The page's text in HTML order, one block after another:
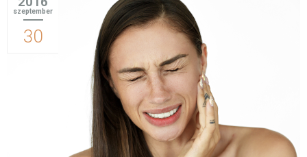
szeptember
30